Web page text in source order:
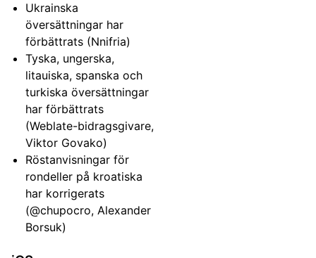
Ukrainska
översättningar har
förbättrats (Nnifria)
Tyska, ungerska,
litauiska, spanska och
turkiska översättningar
har förbättrats
(Weblate-bidragsgivare,
Viktor Govako)
Röstanvisningar för
rondeller på kroatiska
har korrigerats
(@chupocro, Alexander
Borsuk)